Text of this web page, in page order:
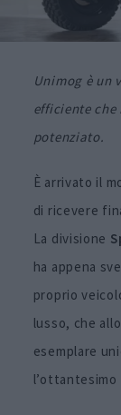
Unimog è un
efficiente
potenziato.
È arrivato il
di ricevere
La divisione
ha appena
proprio
lusso, che
esemplare
l’ottantesimo